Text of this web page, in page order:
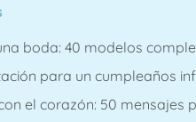
boda: 40 modelos
para un cumpleaños
el corazón: 50 mensajes